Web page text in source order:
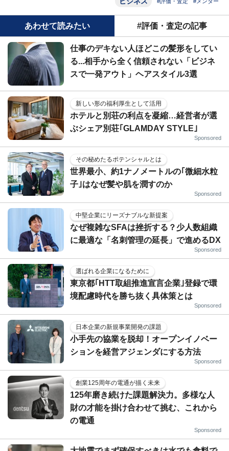
あわせて読みたい #評価・査定の記事
仕事のデキない人ほどこの髪形をしてい
る...相手から全く信頼されない「ビジネ
スで一発アウト」ヘアスタイル3選
新しい形の福利厚生として活用
ホテルと別荘の利点を凝縮…経営者が選
ぶシェア別荘｢GLAMDAY STYLE｣
Sponsored
その秘めたるポテンシャルとは
世界最小、約1ナノメートルの｢微細水粒
子｣はなぜ髪や肌を潤すのか
Sponsored
中堅企業にリーズナブルな新提案
なぜ複雑なSFAは挫折する？少人数組織
に最適な「名刺管理の延長」で進めるDX
Sponsored
選ばれる企業になるために
東京都｢HTT取組推進宣言企業｣登録で環
境配慮時代を勝ち抜く具体策とは
Sponsored
日本企業の新規事業開発の課題
小手先の協業を脱却！オープンイノベー
ションを経営アジェンダにする方法
Sponsored
創業125周年の電通が描く未来
125年磨き続けた課題解決力。多様な人
財の才能を掛け合わせて挑む、これから
の電通
Sponsored